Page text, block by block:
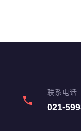
phone
联系电话
021-